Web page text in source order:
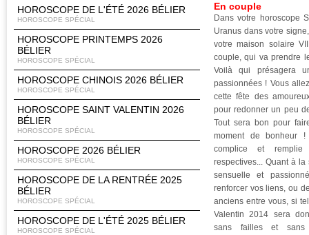
Sagittaire
HOROSCOPE DE L'ÉTÉ 2026 BÉLIER
HOROSCOPE SPÉCIAL
HOROSCOPE PRINTEMPS 2026
BÉLIER
HOROSCOPE SPÉCIAL
HOROSCOPE CHINOIS 2026 BÉLIER
HOROSCOPE SPÉCIAL
HOROSCOPE SAINT VALENTIN 2026
BÉLIER
HOROSCOPE SPÉCIAL
HOROSCOPE 2026 BÉLIER
HOROSCOPE SPÉCIAL
HOROSCOPE DE LA RENTRÉE 2025
BÉLIER
HOROSCOPE SPÉCIAL
HOROSCOPE DE L'ÉTÉ 2025 BÉLIER
HOROSCOPE SPÉCIAL
En couple
Dans votre horoscope
Uranus dans votre
votre maison solaire
couple, qui va prendre
Voilà qui présagera
passionnées ! Vous
cette fête des
pour redonner un peu
Tout sera bon pour
moment de bonheur
complice et remplie
respectives... Quant à
sensuelle et
renforcer vos liens, ou
anciens entre vous, si
Valentin 2014 sera
sans failles et sans